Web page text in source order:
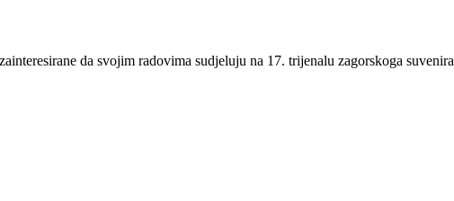
da svojim radovima sudjeluju na 17. trijenalu zagorskoga suvenira